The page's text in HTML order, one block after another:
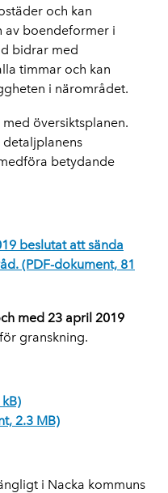
och kan
av boendeformer i
bidrar med
timmar och kan
i närområdet.
översiktsplanen.
betydande
beslutat att sända
(PDF-dokument, 81
med 23 april 2019
granskning.
2.3 MB)
i Nacka kommuns